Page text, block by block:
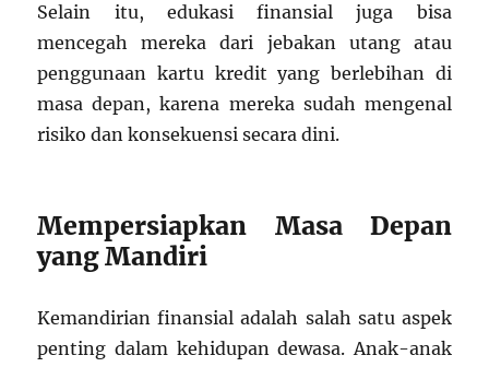
Selain itu, edukasi finansial juga bisa
mencegah mereka dari jebakan utang atau
penggunaan kartu kredit yang berlebihan di
masa depan, karena mereka sudah mengenal
risiko dan konsekuensi secara dini.
Mempersiapkan Masa Depan
yang Mandiri
Kemandirian finansial adalah salah satu aspek
penting dalam kehidupan dewasa. Anak-anak